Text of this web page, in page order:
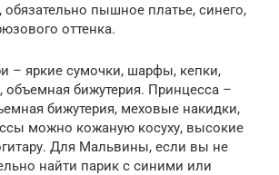
обязательно пышное платье, синего,
оттенка.
– яркие сумочки, шарфы, кепки,
объемная бижутерия. Принцесса –
бижутерия, меховые накидки,
можно кожаную косуху, высокие
Для Мальвины, если вы не
найти парик с синими или